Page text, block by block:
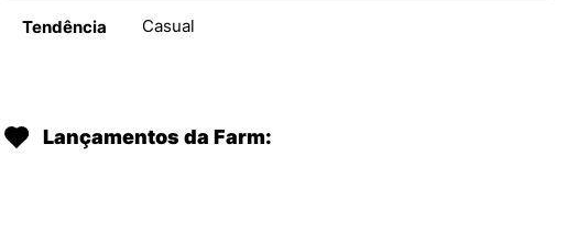
Tendência Casual
Lançamentos da Farm: